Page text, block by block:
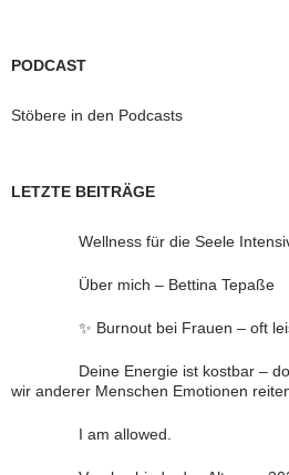
PODCAST
Stöbere in den Podcasts
LETZTE BEITRÄGE
Wellness für die Seele
Über mich – Bettina Tepaße
✨ Burnout bei Frauen – oft
Deine Energie ist kostbar –
wir anderer Menschen Emotionen
I am allowed.